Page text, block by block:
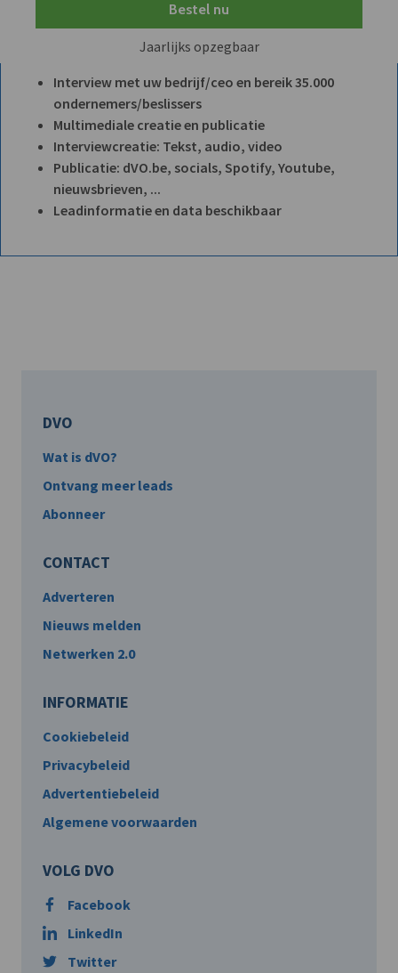
Bestel nu
Jaarlijks opzegbaar
Interview met uw bedrijf/ceo en bereik 35.000
ondernemers/beslissers
Multimediale creatie en publicatie
Interviewcreatie: Tekst, audio, video
Publicatie: dVO.be, socials, Spotify, Youtube,
nieuwsbrieven, ...
Leadinformatie en data beschikbaar
DVO
Wat is dVO?
Ontvang meer leads
Abonneer
CONTACT
Adverteren
Nieuws melden
Netwerken 2.0
INFORMATIE
Cookiebeleid
Privacybeleid
Advertentiebeleid
Algemene voorwaarden
VOLG DVO
Facebook
LinkedIn
Twitter